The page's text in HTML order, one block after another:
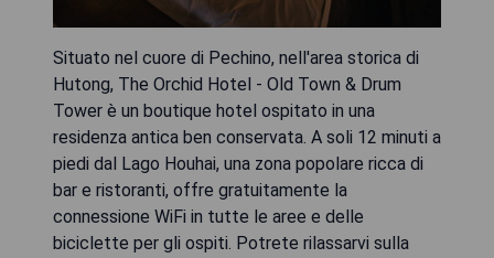
Situato nel cuore di Pechino, nell'area storica di
Hutong, The Orchid Hotel - Old Town & Drum
Tower è un boutique hotel ospitato in una
residenza antica ben conservata. A soli 12 minuti a
piedi dal Lago Houhai, una zona popolare ricca di
bar e ristoranti, offre gratuitamente la
connessione WiFi in tutte le aree e delle
biciclette per gli ospiti. Potrete rilassarvi sulla